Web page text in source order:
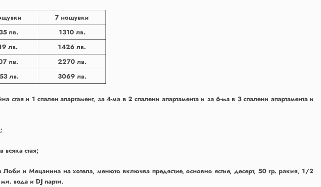
7 нощувки
лв.
1310 лв.
лв.
1426 лв.
лв.
2270 лв.
лв. 3069 лв.
стая и 1 спален апартамент, за 4-ма в 2 спалени апартамента и за 6-ма в 3 спалени апартамента и
всяка стая;
и Мецанина на хотела, менюто включва предястие, основно ястие, десерт, 50 гр. ракия, 1/2
вода и DJ парти.